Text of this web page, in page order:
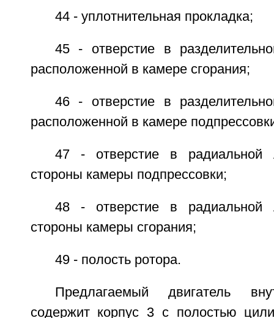
44 - уплотнительная прокладка;
45 - отверстие в
расположенной в камере сгорания;
46 - отверстие в
расположенной в камере
47 - отверстие в радиальной
стороны камеры подпрессовки;
48 - отверстие в радиальной
стороны камеры сгорания;
49 - полость ротора.
Предлагаемый двигатель
содержит корпус 3 с полостью